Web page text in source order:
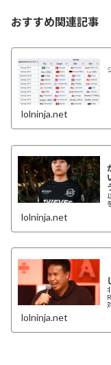
おすすめ関連記事
lolninja.net
lolninja.net
lolninja.net